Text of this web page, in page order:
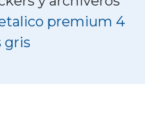
premium 4
gris